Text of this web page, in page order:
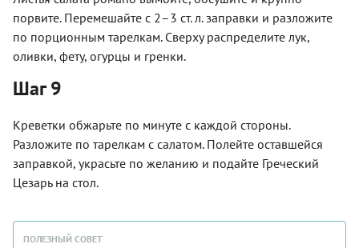
порвите. Перемешайте с 2–3 ст. л. заправки и разложите
по порционным тарелкам. Сверху распределите лук,
оливки, фету, огурцы и гренки.
Шаг 9
Креветки обжарьте по минуте с каждой стороны.
Разложите по тарелкам с салатом. Полейте оставшейся
заправкой, украсьте по желанию и подайте Греческий
Цезарь на стол.
ПОЛЕЗНЫЙ СОВЕТ